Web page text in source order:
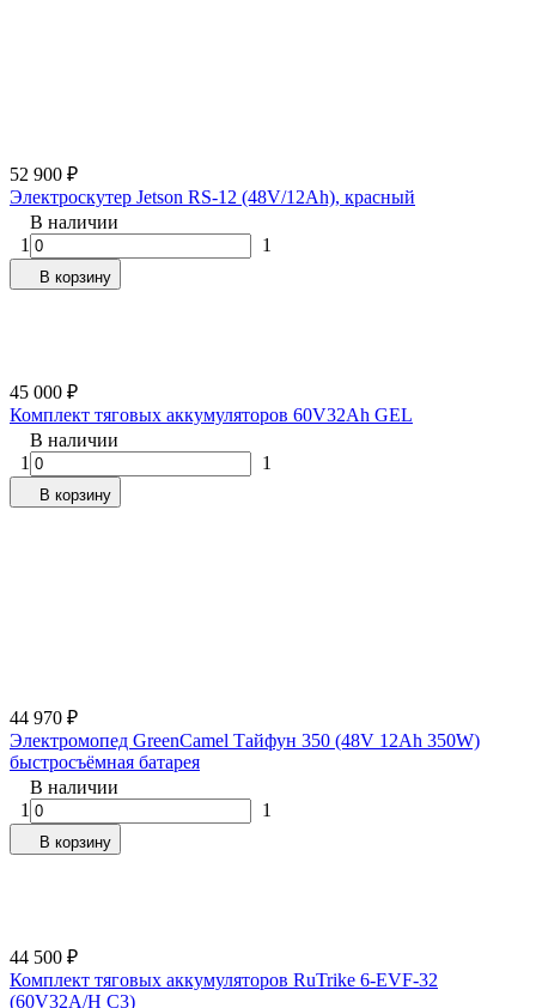
52 900 ₽
Электроскутер Jetson RS-12 (48V/12Ah), красный
В наличии
1
1
В корзину
45 000 ₽
Комплект тяговых аккумуляторов 60V32Ah GEL
В наличии
1
1
В корзину
44 970 ₽
Электромопед GreenCamel Тайфун 350 (48V 12Ah 350W)
быстросъёмная батарея
В наличии
1
1
В корзину
44 500 ₽
Комплект тяговых аккумуляторов RuTrike 6-EVF-32
(60V32A/H C3)